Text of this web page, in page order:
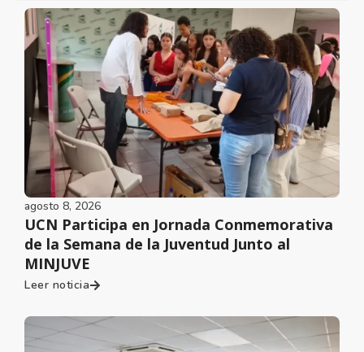
agosto 8, 2026
UCN Participa en Jornada Conmemorativa
de la Semana de la Juventud Junto al
MINJUVE
Leer noticia